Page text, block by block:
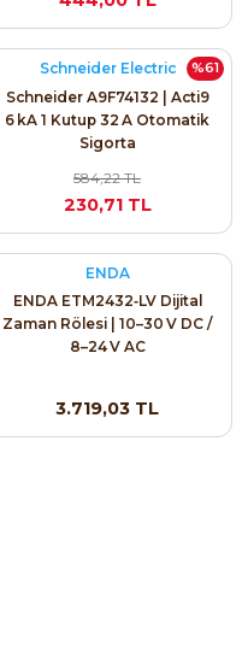
%61
Schneider Electric
Schneider A9F74132 | Acti9
6 kA 1 Kutup 32 A Otomatik
Sigorta
584,22 TL
230,71 TL
ENDA
ENDA ETM2432‑LV Dijital
Zaman Rölesi | 10–30 V DC /
8–24 V AC
3.719,03 TL